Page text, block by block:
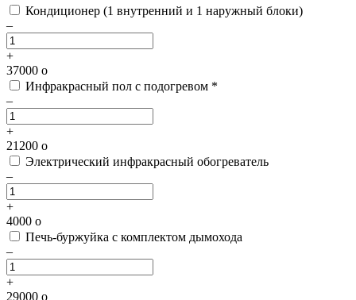
Кондиционер (1 внутренний и 1 наружный блоки)
–
+
37000 o
Инфракрасный пол с подогревом *
–
+
21200 o
Электрический инфракрасный обогреватель
–
+
4000 o
Печь-буржуйка с комплектом дымохода
–
+
29000 o